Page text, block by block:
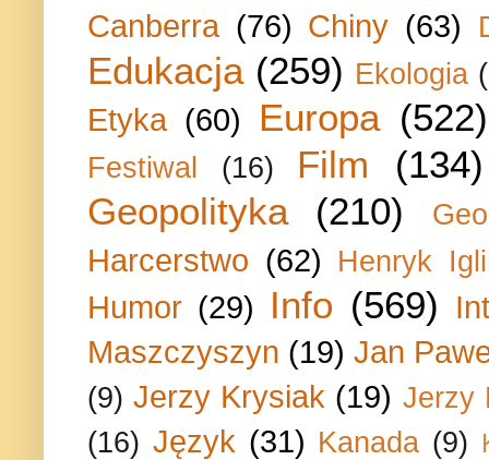
Canberra (76) Chiny (63)
Edukacja (259) Ekologia
Etyka (60) Europa (522)
Festiwal (16) Film
(134)
Geopolityka
(210)
Harcerstwo (62) Henryk
Humor (29) Info (569)
Maszczyszyn (19) Jan
(9) Jerzy Krysiak (19) Jerzy
(16) Język (31) Kanada (9)